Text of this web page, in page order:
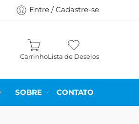
Entre / Cadastre-se
CarrinhoLista de Desejos
SOBRE CONTATO